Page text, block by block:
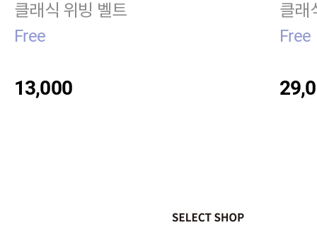
클래식 위빙 벨트
Free
13,000
클래
Free